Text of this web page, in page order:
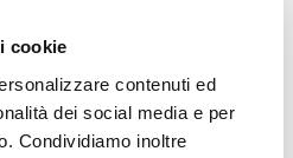
cookie
contenuti ed
dei social media e per
Condividiamo inoltre
all’erogazione del
da Lei richiesto
dei dati ed il
necessari,
rifiuto a fornire tali dati